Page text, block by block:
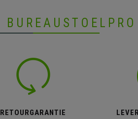
BUREAUSTOELPRO
RETOURGARANTIE